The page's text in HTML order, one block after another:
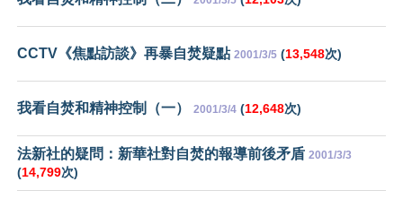
CCTV《焦點訪談》再暴自焚疑點 2001/3/5 (13,548次)
我看自焚和精神控制（一） 2001/3/4 (12,648次)
法新社的疑問：新華社對自焚的報導前後矛盾 2001/3/3
(14,799次)